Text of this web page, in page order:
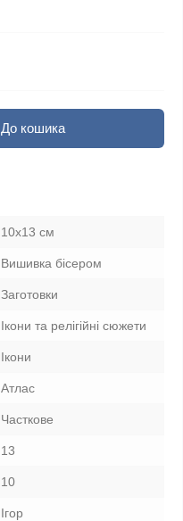
До кошика
10x13 см
Вишивка бісером
Заготовки
Ікони та релігійні сюжети
Ікони
Атлас
Часткове
13
10
Ігор